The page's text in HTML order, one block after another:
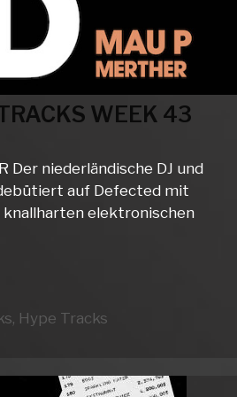
WEEK 43
Der niederländische DJ und
auf Defected mit
knallharten elektronischen
, Hype Tracks